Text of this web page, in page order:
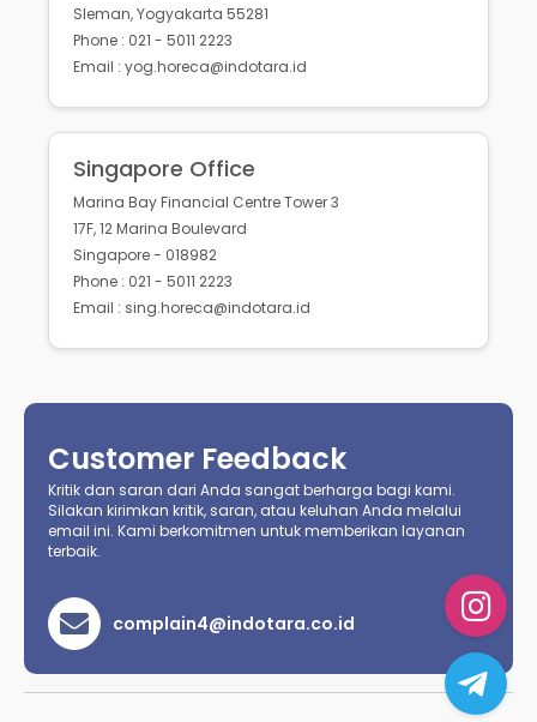
Sleman, Yogyakarta 55281
Phone : 021 - 5011 2223
Email : yog.horeca@indotara.id
Singapore Office
Marina Bay Financial Centre Tower 3
17F, 12 Marina Boulevard
Singapore - 018982
Phone : 021 - 5011 2223
Email : sing.horeca@indotara.id
Customer Feedback
Kritik dan saran dari Anda sangat berharga bagi kami.
Silakan kirimkan kritik, saran, atau keluhan Anda melalui
email ini. Kami berkomitmen untuk memberikan layanan
terbaik.
complain4@indotara.co.id